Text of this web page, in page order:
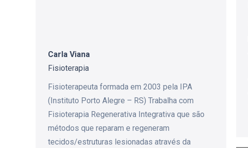
Carla Viana
Fisioterapia
Fisioterapeuta formada em 2003 pela IPA
(Instituto Porto Alegre – RS) Trabalha com
Fisioterapia Regenerativa Integrativa que são
métodos que reparam e regeneram
tecidos/estruturas lesionadas através da